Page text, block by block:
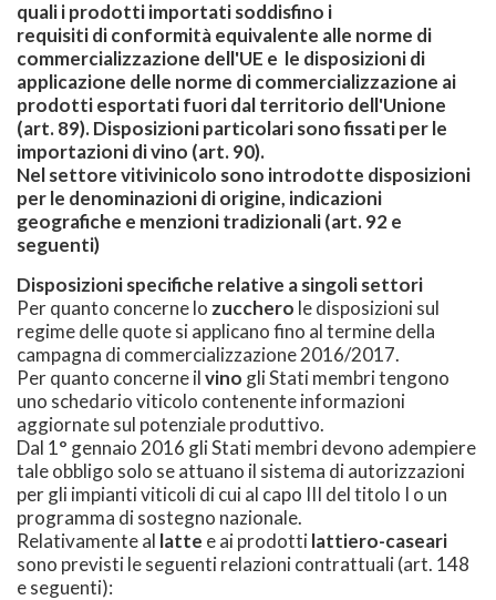
quali i prodotti importati soddisfino i
requisiti di conformità equivalente alle norme di
commercializzazione dell'UE e le disposizioni di
applicazione delle norme di commercializzazione ai
prodotti esportati fuori dal territorio dell'Unione
(art. 89). Disposizioni particolari sono fissati per le
importazioni di vino (art. 90).
Nel settore vitivinicolo sono introdotte disposizioni
per le denominazioni di origine, indicazioni
geografiche e menzioni tradizionali (art. 92 e
seguenti)
Disposizioni specifiche relative a singoli settori
Per quanto concerne lo zucchero le disposizioni sul
regime delle quote si applicano fino al termine della
campagna di commercializzazione 2016/2017.
Per quanto concerne ilvino gli Stati membri tengono
uno schedario viticolo contenente informazioni
aggiornate sul potenziale produttivo.
Dal 1° gennaio 2016 gli Stati membri devono adempiere
tale obbligo solo se attuano il sistema di autorizzazioni
per gli impianti viticoli di cui al capo III del titolo I o un
programma di sostegno nazionale.
Relativamente al latte e ai prodottilattiero-caseari
sono previsti le seguenti relazioni contrattuali (art. 148
e seguenti):